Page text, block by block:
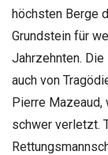
höchsten Berge
Grundstein für
Jahrzehnten.
auch von
Pierre Mazeaud,
schwer verletzt.